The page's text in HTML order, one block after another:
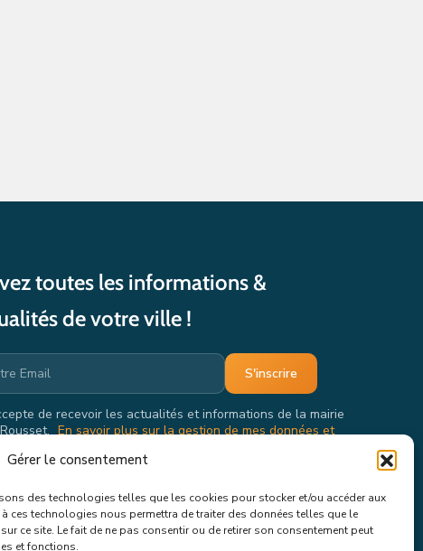
Gérer le consentement
des technologies telles que les cookies pour stocker et/ou accéder aux
ces technologies nous permettra de traiter des données telles que le
ce site. Le fait de ne pas consentir ou de retirer son consentement peut
et fonctions.
toutes les informations &
de votre ville !
de recevoir les actualités et informations de la mairie
En savoir plus sur la gestion de mes données et